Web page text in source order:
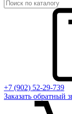
+7 (902) 52-29-739
Заказать обратный